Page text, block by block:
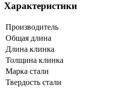
Характеристики
Производитель
Общая длина
Длина клинка
Толщина клинка
Марка стали
Твердость стали